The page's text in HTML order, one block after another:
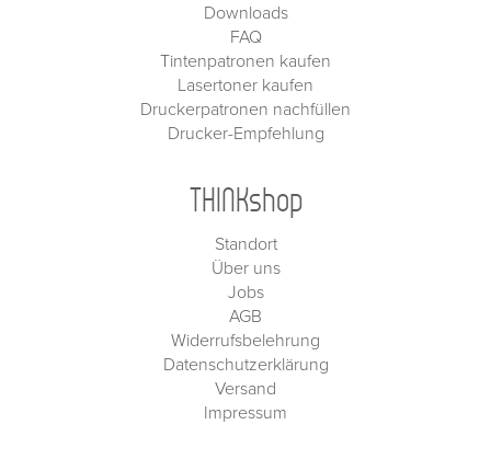
Downloads
FAQ
Tintenpatronen kaufen
Lasertoner kaufen
Druckerpatronen nachfüllen
Drucker-Empfehlung
THINKshop
Standort
Über uns
Jobs
AGB
Widerrufsbelehrung
Datenschutzerklärung
Versand
Impressum